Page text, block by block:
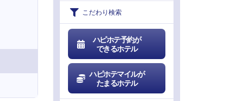
こだわり検索
ハピホテ予約が
できるホテル
ハピホテマイルが
たまるホテル